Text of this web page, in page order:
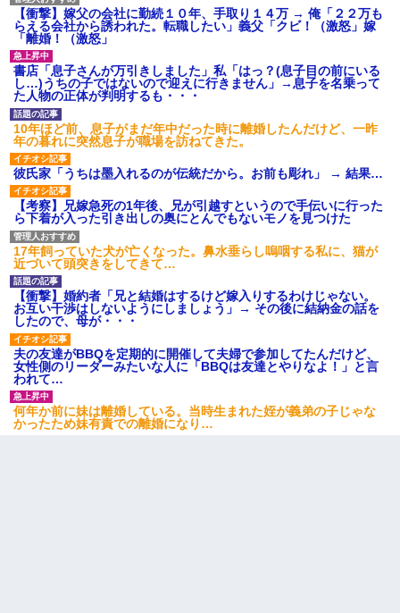
【衝撃】嫁父の会社に勤続１０年、手取り１４万 → 俺「２２万も
らえる会社から誘われた。転職したい」義父「クビ！（激怒」嫁
「離婚！（激怒」
書店「息子さんが万引きしました」私「はっ？(息子目の前にいる
し…)うちの子ではないので迎えに行きません」→息子を名乗って
た人物の正体が判明するも・・・
10年ほど前、息子がまだ年中だった時に離婚したんだけど、一昨
年の暮れに突然息子が職場を訪ねてきた。
彼氏家「うちは墨入れるのが伝統だから。お前も彫れ」 → 結果…
【考察】兄嫁急死の1年後、兄が引越すというので手伝いに行った
ら下着が入った引き出しの奥にとんでもないモノを見つけた
17年飼っていた犬が亡くなった。鼻水垂らし嗚咽する私に、猫が
近づいて頭突きをしてきて…
【衝撃】婚約者「兄と結婚はするけど嫁入りするわけじゃない。
お互い干渉はしないようにしましょう」→ その後に結納金の話を
したので、母が・・・
夫の友達がBBQを定期的に開催して夫婦で参加してたんだけど、
女性側のリーダーみたいな人に「BBQは友達とやりなよ！」と言
われて…
何年か前に妹は離婚している。当時生まれた姪が義弟の子じゃな
かったため妹有責での離婚になり…